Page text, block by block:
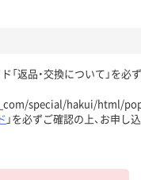
「返品・交換について」を必
special/hakui/html/
」を必ずご確認の上、お申し